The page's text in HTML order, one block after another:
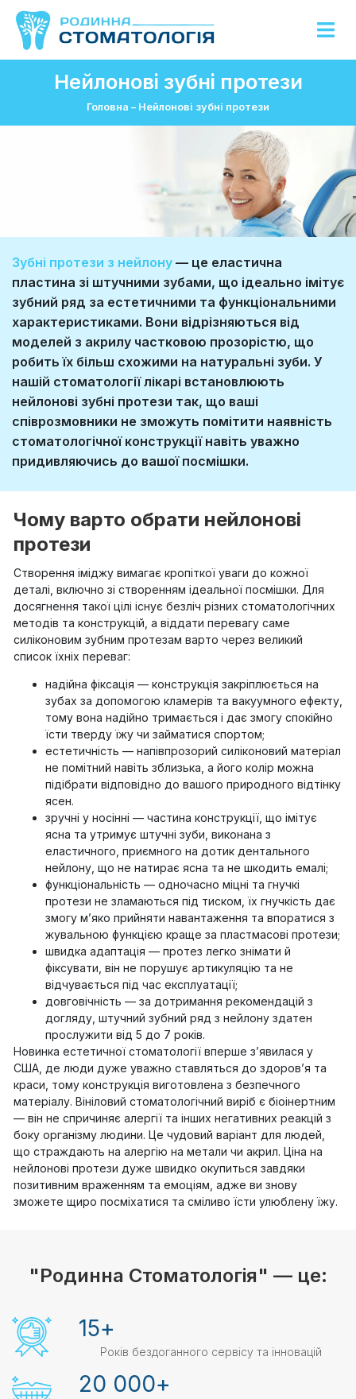
Нейлонові зубні протези
Головна – Нейлонові зубні протези
Зубні протези з нейлону — це еластична
пластина зі штучними зубами, що ідеально імітує
зубний ряд за естетичними та функціональними
характеристиками. Вони відрізняються від
моделей з акрилу частковою прозорістю, що
робить їх більш схожими на натуральні зуби. У
нашій стоматології лікарі встановлюють
нейлонові зубні протези так, що ваші
співрозмовники не зможуть помітити наявність
стоматологічної конструкції навіть уважно
придивляючись до вашої посмішки.
Чому варто обрати нейлонові
протези
Створення іміджу вимагає кропіткої уваги до кожної
деталі, включно зі створенням ідеальної посмішки. Для
досягнення такої цілі існує безліч різних стоматологічних
методів та конструкцій, а віддати перевагу саме
силіконовим зубним протезам варто через великий
список їхніх переваг:
надійна фіксація — конструкція закріплюється на
зубах за допомогою кламерів та вакуумного ефекту,
тому вона надійно тримається і дає змогу спокійно
їсти тверду їжу чи займатися спортом;
естетичність — напівпрозорий силіконовий матеріал
не помітний навіть зблизька, а його колір можна
підібрати відповідно до вашого природного відтінку
ясен.
зручні у носінні — частина конструкції, що імітує
ясна та утримує штучні зуби, виконана з
еластичного, приємного на дотик дентального
нейлону, що не натирає ясна та не шкодить емалі;
функціональність — одночасно міцні та гнучкі
протези не зламаються під тиском, їх гнучкість дає
змогу м’яко прийняти навантаження та впоратися з
жувальною функцією краще за пластмасові протези;
швидка адаптація — протез легко знімати й
фіксувати, він не порушує артикуляцію та не
відчувається під час експлуатації;
довговічність — за дотримання рекомендацій з
догляду, штучний зубний ряд з нейлону здатен
прослужити від 5 до 7 років.
Новинка естетичної стоматології вперше з’явилася у
США, де люди дуже уважно ставляться до здоров’я та
краси, тому конструкція виготовлена з безпечного
матеріалу. Вініловий стоматологічний виріб є біоінертним
— він не спричиняє алергії та інших негативних реакцій з
боку організму людини. Це чудовий варіант для людей,
що страждають на алергію на метали чи акрил. Ціна на
нейлонові протези дуже швидко окупиться завдяки
позитивним враженням та емоціям, адже ви знову
зможете щиро посміхатися та сміливо їсти улюблену їжу.
"Родинна Стоматологія" — це:
Років бездоганного сервісу та інновацій
15+
20 000+